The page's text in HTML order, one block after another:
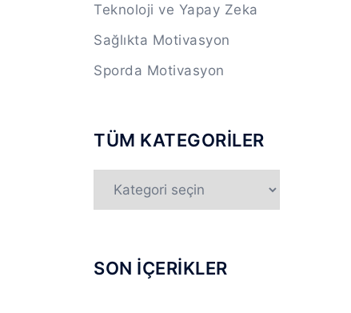
Teknoloji ve Yapay Zeka
Sağlıkta Motivasyon
Sporda Motivasyon
TÜM KATEGORİLER
KATEGORİLER
SON İÇERİKLER